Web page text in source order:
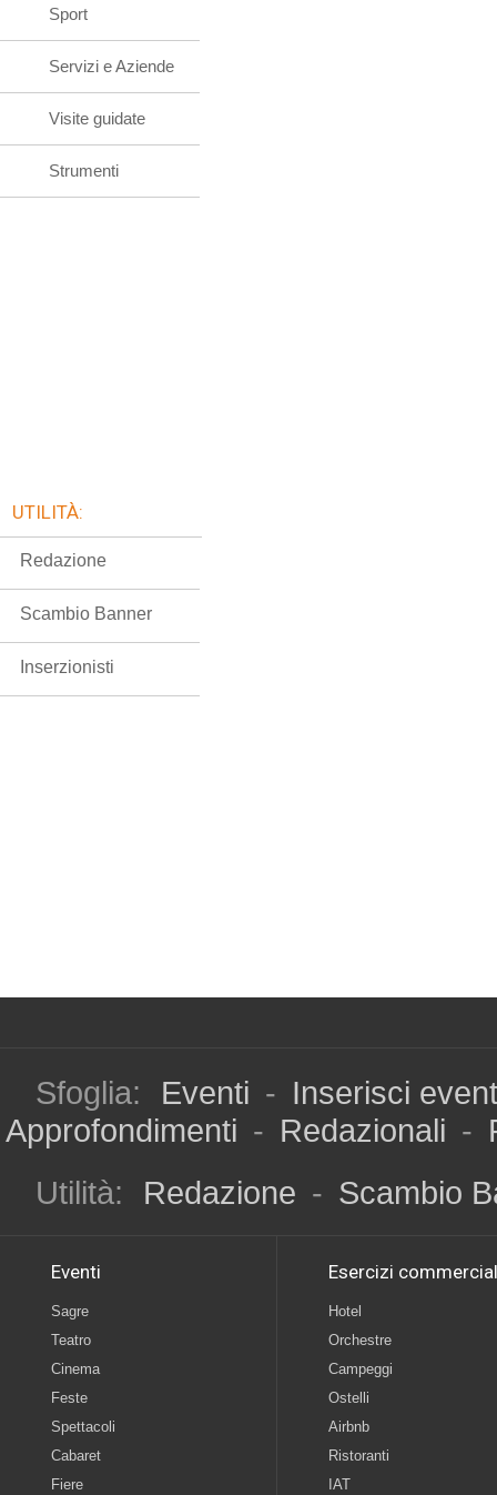
Sport
Servizi e Aziende
Visite guidate
Strumenti
UTILITÀ:
Redazione
Scambio Banner
Inserzionisti
Sfoglia: Eventi - Inserisci
Approfondimenti - Redazionali -
Utilità:
Redazione - Scambio
Eventi
Sagre
Teatro
Cinema
Feste
Spettacoli
Cabaret
Fiere
Esercizi
Hotel
Orchestre
Campeggi
Ostelli
Airbnb
Ristoranti
IAT